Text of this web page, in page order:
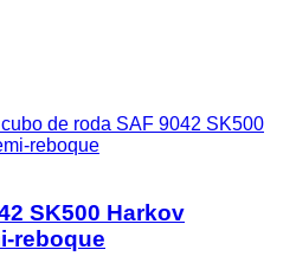
cubo de roda SAF 9042 SK500
reboque
SK500 Harkov
reboque